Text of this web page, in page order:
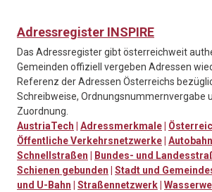
Adressregister INSPIRE
Das Adressregister gibt österreichweit
Gemeinden offiziell vergeben Adressen
Referenz der Adressen Österreichs
Schreibweise, Ordnungsnummernvergabe
Zuordnung.
AustriaTech
Adressmerkmale
Öffentliche Verkehrsnetzwerke
Schnellstraßen
Bundes- und
Schienen gebunden
Stadt und
und U-Bahn
Straßennetzwerk